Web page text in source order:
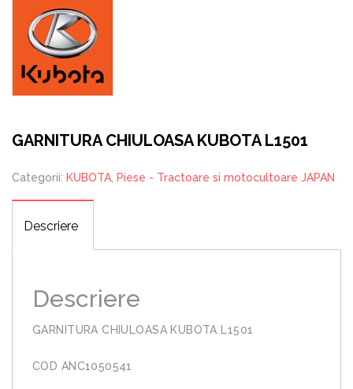
GARNITURA CHIULOASA KUBOTA L1501
Categorii: KUBOTA Piese - Tractoare si motocultoare JAPAN
Descriere
Descriere
GARNITURA CHIULOASA KUBOTA L1501
COD ANC1050541